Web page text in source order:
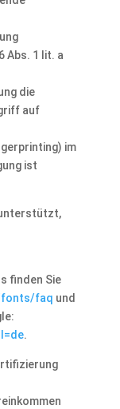
Abs. 1 lit. a
die
auf
im
ist
finden Sie
fonts/faq und
.